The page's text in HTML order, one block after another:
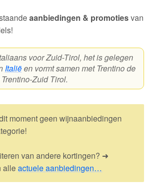
Bubbels
Wijnpakketten
Kleine flesjes
Cadeaubonnen
aanbiedingen & promotiesvan
voor Zuid-Tirol, het is gelegen
Italiëen vormt samen met Trentino de
Zuid Tirol.
moment geen wijnaanbiedingen
van andere kortingen? ➜
alleactuele aanbiedingen…